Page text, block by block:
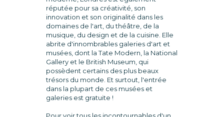
réputée pour sa créativité, son
innovation et son originalité dans les
domaines de l'art, du théâtre, de la
musique, du design et de la cuisine. Elle
abrite d'innombrables galeries d'art et
musées, dont la Tate Modern, la National
Gallery et le British Museum, qui
possèdent certains des plus beaux
trésors du monde. Et surtout, l'entrée
dans la plupart de ces musées et
galeries est gratuite !